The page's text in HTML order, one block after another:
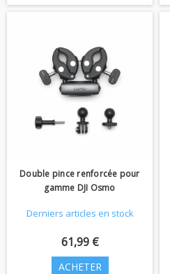
Double pince renforcée pour
gamme DJI Osmo
Derniers articles en stock
61,99 €
ACHETER